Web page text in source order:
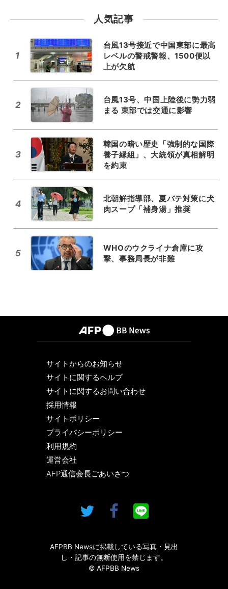
人気記事
1
台風13号接近で中国東部に最高
レベルの警戒警報、1500便以
上が欠航
2
台風13号、中国上陸後に勢力弱
まる 東部では交通に影響
3
韓国の暗い歴史「強制的な国際
養子縁組」、大統領が真相解明
を約束
4
北朝鮮指導部、夏バテ対策に犬
肉スープ「補身湯」推奨
5
WHOのウクライナ倉庫に攻
撃、事務局長が非難
サイトからのお知らせ
サイトに関するヘルプ
サイトに関するお問い合わせ
採用情報
サイトポリシー
プライバシーポリシー
利用規約
運営会社
AFP通信会長ごあいさつ
AFPBB Newsに掲載している写真・見出
し・記事の無断使用を禁じます。
© AFPBB News